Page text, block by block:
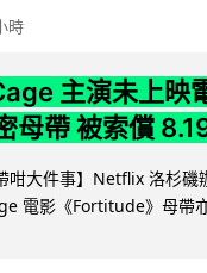
時
主演未上映
母帶 被索償
咁大件事】Netflix 洛杉磯
電影《Fortitude》母帶